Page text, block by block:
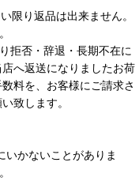
限り返品は出来ません。
拒否・辞退・長期不在に
へ返送になりましたお荷
料を、お客様にご請求さ
致します。
かないことがありま